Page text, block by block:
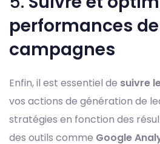
performances
campagnes
Enfin, il est essentiel de suivre
vos actions de génération de
stratégies en fonction des
des outils comme Google